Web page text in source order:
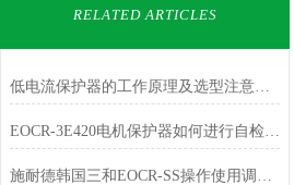
RELATED ARTICLES
低电流保护器的工作原理及选型注意事项
EOCR-3E420电机保护器如何进行自检和故障记录查询
施耐德韩国三和EOCR-SS操作使用调整选型及报价